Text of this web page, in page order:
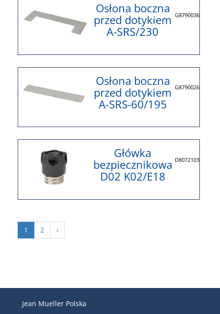
Osłona boczna
przed dotykiem
A-SRS/230
G8790036
Osłona boczna
przed dotykiem
A-SRS-60/195
G8790026
Główka
bezpiecznikowa
D02 K02/E18
D8072103
1 2 ›
Jean Mueller Polska